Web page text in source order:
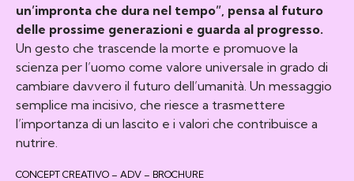
un’impronta che dura nel tempo”, pensa al futuro
delle prossime generazioni e guarda al progresso.
Un gesto che trascende la morte e promuove la
scienza per l’uomo come valore universale in grado di
cambiare davvero il futuro dell’umanità. Un messaggio
semplice ma incisivo, che riesce a trasmettere
l’importanza di un lascito e i valori che contribuisce a
nutrire.
CONCEPT CREATIVO – ADV – BROCHURE